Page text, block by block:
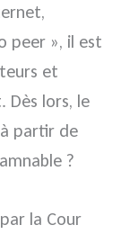
peer », il est
et
lors, le
partir de
?
la Cour